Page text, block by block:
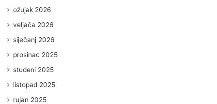
ožujak 2026
veljača 2026
siječanj 2026
prosinac 2025
studeni 2025
listopad 2025
rujan 2025